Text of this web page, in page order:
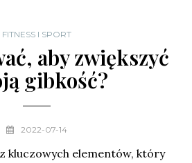
FITNESS I SPORT
aby zwiększyć
gibkość?
2022-07-14
kluczowych elementów, który